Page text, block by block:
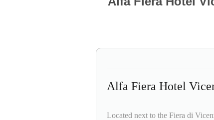
Alfa Fiera Hotel
Located next to the Fiera di